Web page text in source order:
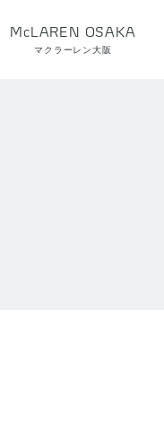
McLAREN OSAKA
マクラーレン大阪